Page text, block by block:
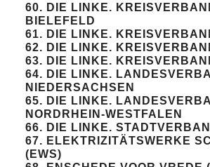
60. DIE LINKE.
BIELEFELD
61. DIE LINKE.
62. DIE LINKE.
63. DIE LINKE.
64. DIE LINKE.
NIEDERSACHSEN
65. DIE LINKE.
NORDRHEIN-WESTFALEN
66. DIE LINKE.
67. ELEKTRIZITÄTSWERKE
(EWS)